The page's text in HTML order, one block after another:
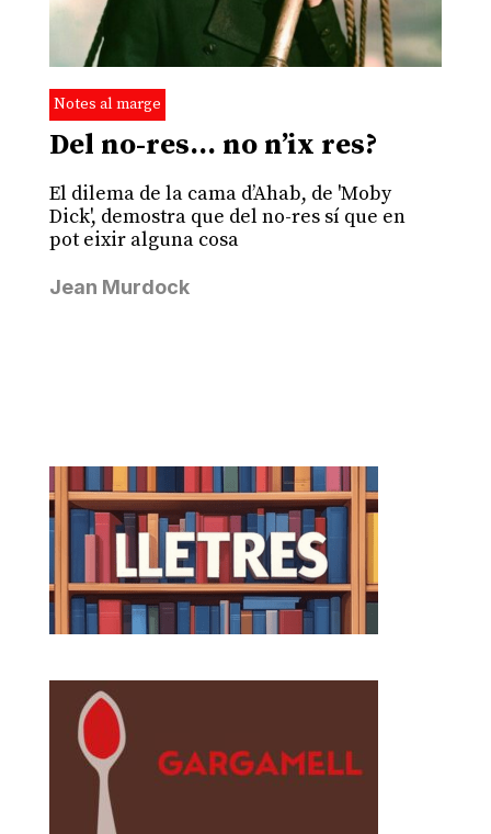
Notes al marge
Del no-res… no n’ix res?
El dilema de la cama d’Ahab, de 'Moby
Dick', demostra que del no-res sí que en
pot eixir alguna cosa
Jean Murdock